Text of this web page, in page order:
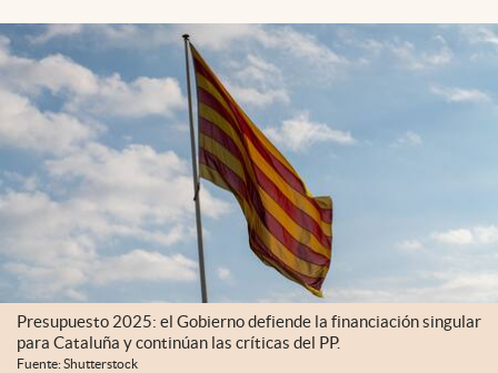
Presupuesto 2025: el Gobierno defiende la financiación singular
para Cataluña y continúan las críticas del PP.
Fuente: Shutterstock